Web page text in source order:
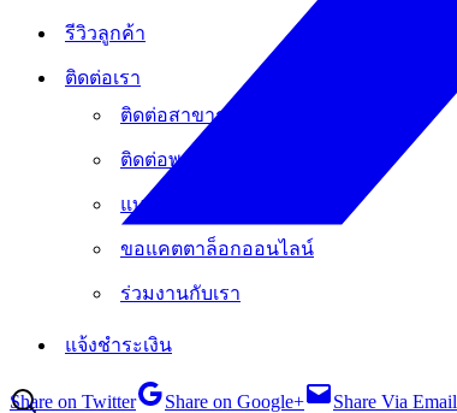
รีวิวลูกค้า
ติดต่อเรา
ติดต่อสาขาการขาย
ติดต่อพนักงานขายออกพบลูกค้า
แบบขอใบเสนอราคาสินค้า
ขอแคตตาล็อกออนไลน์
ร่วมงานกับเรา
แจ้งชำระเงิน
Share on Twitter Share on Google+ Share Via Email